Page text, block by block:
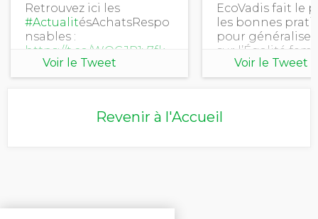
Retrouvez ici les
#ActualitésAchatsRespo
nsables :
https://t.co/WQGJR1v7fk
#RSE
#développementdurabl
#environnement
Voir le Tweet
EcoVadis fait le
les bonnes
pour généraliser
sur l’Égalité
hommes sur
de la chaîne
#EmbraceEquity
Voir le Tweet
Revenir à l'Accueil